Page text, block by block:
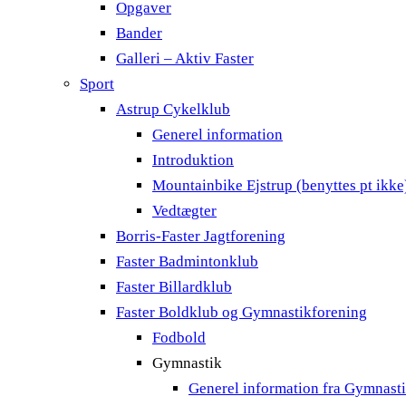
Opgaver
Bander
Galleri – Aktiv Faster
Sport
Astrup Cykelklub
Generel information
Introduktion
Mountainbike Ejstrup (benyttes pt
Vedtægter
Borris-Faster Jagtforening
Faster Badmintonklub
Faster Billardklub
Faster Boldklub og Gymnastikforening
Fodbold
Gymnastik
Generel information fra